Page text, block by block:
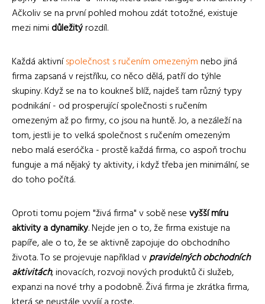
Ačkoliv se na první pohled mohou zdát totožné, existuje
mezi nimidůležitýrozdíl.
Každá aktivníspolečnost s ručením omezenýmnebo jiná
firma zapsaná v rejstříku, co něco dělá, patří do týhle
skupiny. Když se na to koukneš blíž, najdeš tam různý typy
podnikání - od prosperující společnosti s ručením
omezeným až po firmy, co jsou na huntě. Jo, a nezáleží na
tom, jestli je to velká společnost s ručením omezeným
nebo malá eseróčka - prostě každá firma, co aspoň trochu
funguje a má nějaký ty aktivity, i když třeba jen minimální, se
do toho počítá.
Oproti tomu pojem "živá firma" v sobě nesevyšší míru
aktivity a dynamiky. Nejde jen o to, že firma existuje na
papíře, ale o to, že se aktivně zapojuje do obchodního
života. To se projevuje například vpravidelných obchodních
aktivitách, inovacích, rozvoji nových produktů či služeb,
expanzi na nové trhy a podobně. Živá firma je zkrátka firma,